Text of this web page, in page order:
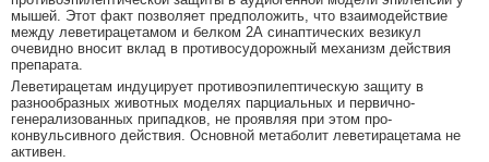
мышей. Этот факт позволяет предположить, что взаимодействие
между леветирацетамом и белком 2А синаптических везикул
очевидно вносит вклад в противосудорожный механизм действия
препарата.
Леветирацетам индуцирует противоэпилептическую защиту в
разнообразных животных моделях парциальных и первично-
генерализованных припадков, не проявляя при этом про-
конвульсивного действия. Основной метаболит леветирацетама не
активен.